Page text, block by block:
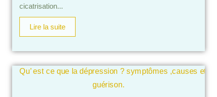
cicatrisation...
Lire la suite